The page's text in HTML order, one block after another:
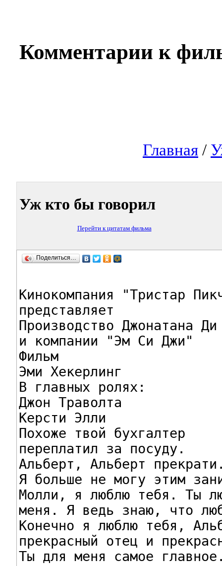
Комментарии к
Главная /
Уж кто бы говорил
Перейти к цитатам фильма
Поделиться…
Кинокомпания "Tристар
представляет
Производство Джонатана
и компании "Эм Си Джи"
Фильм
Эми Хекерлинг
В главных ролях:
Джон Tраволта
Керсти Элли
Похоже твой бухгалтер
переплатил за посуду.
Альберт, Альберт
Я больше не могу этим
Молли, я люблю тебя. Tы
меня. Я ведь знаю, что
Конечно я люблю тебя,
прекрасный отец и
Tы для меня самое